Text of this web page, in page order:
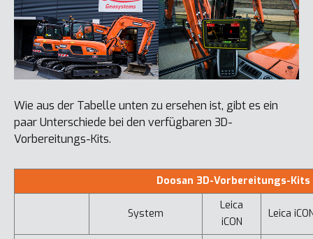
Wie aus der Tabelle unten zu ersehen ist, gibt es ein
paar Unterschiede bei den verfügbaren 3D-
Vorbereitungs-Kits.
Doosan 3D-Vorbereitungs-Kits
System
Leica
iCON
Leica